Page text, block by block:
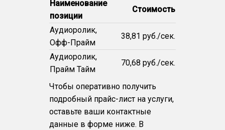
Наименование
позиции
Стоимость
Аудиоролик,
Офф-Прайм
38,81 руб./сек.
Аудиоролик,
Прайм Тайм
70,68 руб./сек.
Чтобы оперативно получить
подробный прайс-лист на услуги,
оставьте ваши контактные
данные в форме ниже. В